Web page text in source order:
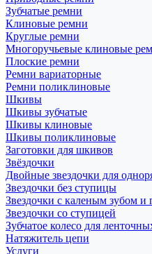
Зубчатые ремни
Клиновые ремни
Круглые ремни
Многоручьевые клиновые
Плоские ремни
Ремни вариаторные
Ремни поликлиновые
Шкивы
Шкивы зубчатые
Шкивы клиновые
Шкивы поликлиновые
Заготовки для шкивов
Звёздочки
Двойные звездочки для
Звездочки без ступицы
Звездочки с каленым зубом и
Звездочки со ступицей
Зубчатое колесо для
Натяжитель цепи
Услуги